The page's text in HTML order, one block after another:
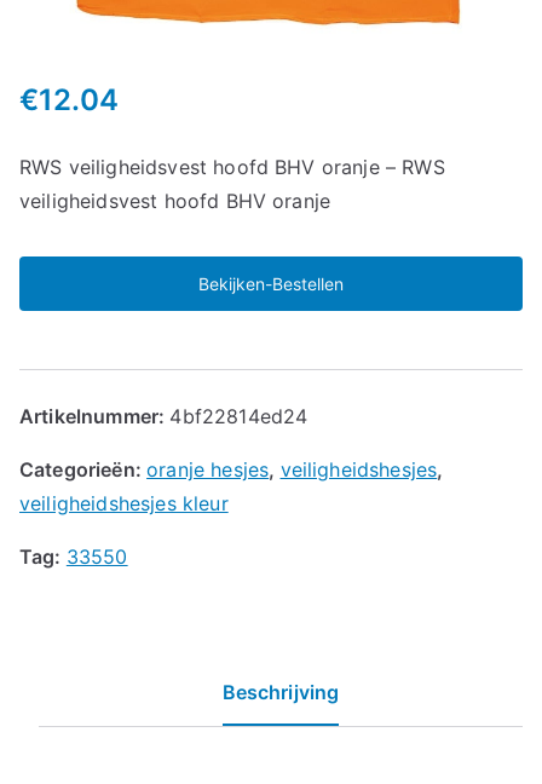
€12.04
RWS veiligheidsvest hoofd BHV oranje – RWS
veiligheidsvest hoofd BHV oranje
Bekijken-Bestellen
Artikelnummer: 4bf22814ed24
Categorieën:oranje hesjes, veiligheidshesjes,
veiligheidshesjes kleur
Tag: 33550
Beschrijving